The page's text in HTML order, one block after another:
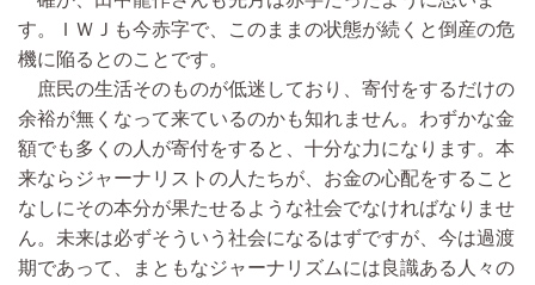
す。ＩＷＪも今赤字で、このままの状態が続くと倒産の危
機に陥るとのことです。
庶民の生活そのものが低迷しており、寄付をするだけの
余裕が無くなって来ているのかも知れません。わずかな金
額でも多くの人が寄付をすると、十分な力になります。本
来ならジャーナリストの人たちが、お金の心配をすること
なしにその本分が果たせるような社会でなければなりませ
ん。未来は必ずそういう社会になるはずですが、今は過渡
期であって、まともなジャーナリズムには良識ある人々の